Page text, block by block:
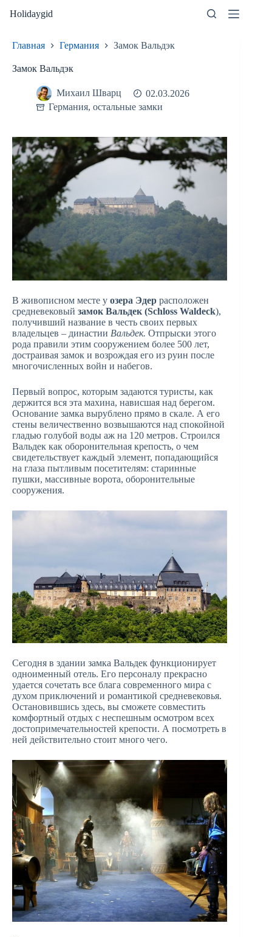
Holidaygid
Главная Германия Замок Вальдэк
Замок Вальдэк
Михаил Шварц
02.03.2026
Германия, остальные замки
В живописном месте у озера Эдер расположен
средневековый замок Вальдек (Schloss Waldeck),
получивший название в честь своих первых
владельцев – династии Вальдек. Отпрыски этого
рода правили этим сооружением более 500 лет,
достраивая замок и возрождая его из руин после
многочисленных войн и набегов.
Первый вопрос, которым задаются туристы, как
держится вся эта махина, нависшая над берегом.
Основание замка вырублено прямо в скале. А его
стены величественно возвышаются над спокойной
гладью голубой воды аж на 120 метров. Строился
Вальдек как оборонительная крепость, о чем
свидетельствует каждый элемент, попадающийся
на глаза пытливым посетителям: старинные
пушки, массивные ворота, оборонительные
сооружения.
Сегодня в здании замка Вальдек функционирует
одноименный отель. Его персоналу прекрасно
удается сочетать все блага современного мира с
духом приключений и романтикой средневековья.
Остановившись здесь, вы сможете совместить
комфортный отдых с неспешным осмотром всех
достопримечательностей крепости. А посмотреть в
ней действительно стоит много чего.